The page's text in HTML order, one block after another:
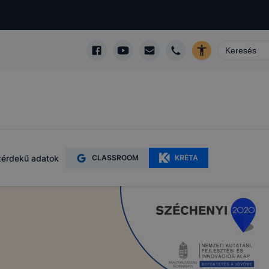
adatok CLASSROOM KRÉTA